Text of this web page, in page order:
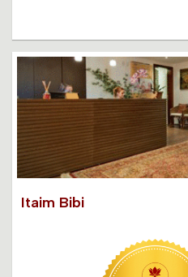
Itaim Bibi